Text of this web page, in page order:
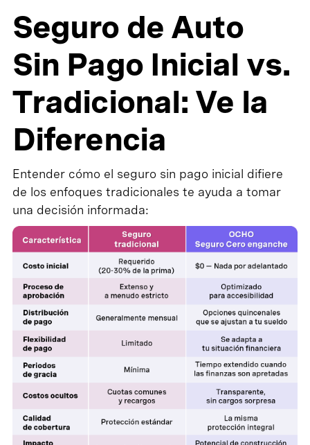
Seguro de Auto
Sin Pago Inicial vs.
Tradicional: Ve la
Diferencia
Entender cómo el seguro sin pago inicial difiere
de los enfoques tradicionales te ayuda a tomar
una decisión informada: